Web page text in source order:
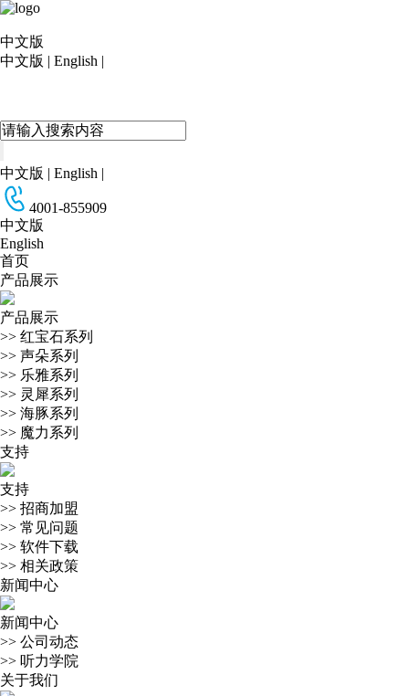
中文版
中文版 | English |
中文版 | English |
4001-855909
中文版
English
首页
产品展示
产品展示
>> 红宝石系列
>> 声朵系列
>> 乐雅系列
>> 灵犀系列
>> 海豚系列
>> 魔力系列
支持
支持
>> 招商加盟
>> 常见问题
>> 软件下载
>> 相关政策
新闻中心
新闻中心
>> 公司动态
>> 听力学院
关于我们